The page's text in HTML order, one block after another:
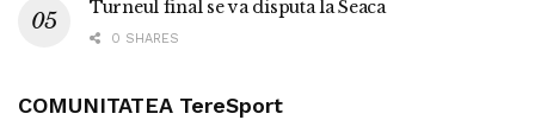
Turneul final se va disputa la Seaca
0 SHARES
COMUNITATEA TereSport